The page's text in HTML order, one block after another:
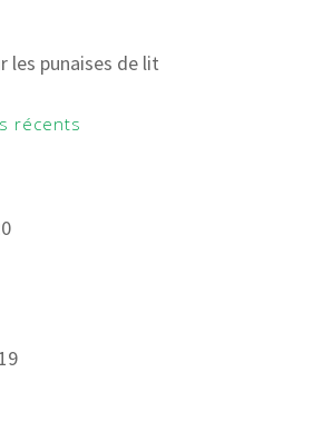
les punaises de lit
récents